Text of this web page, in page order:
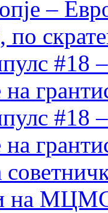
–
по
#18
#18
на МЦМС